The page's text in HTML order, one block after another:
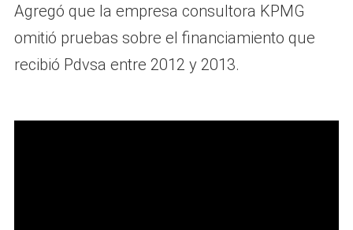
Agregó que la empresa consultora KPMG
omitió pruebas sobre el financiamiento que
recibió Pdvsa entre 2012 y 2013.